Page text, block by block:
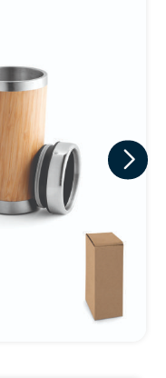
a proteger e respeitar
apenas para fins
preferências a